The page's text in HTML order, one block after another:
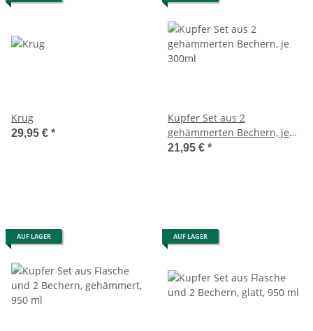
Krug
29,95 € *
Kupfer Set aus 2
gehämmerten Bechern, je
300ml
21,95 € *
AUF LAGER AUF LAGER